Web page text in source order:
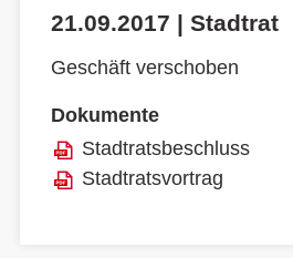
21.09.2017 | Stadtrat
Geschäft verschoben
Dokumente
Stadtratsbeschluss
Stadtratsvortrag